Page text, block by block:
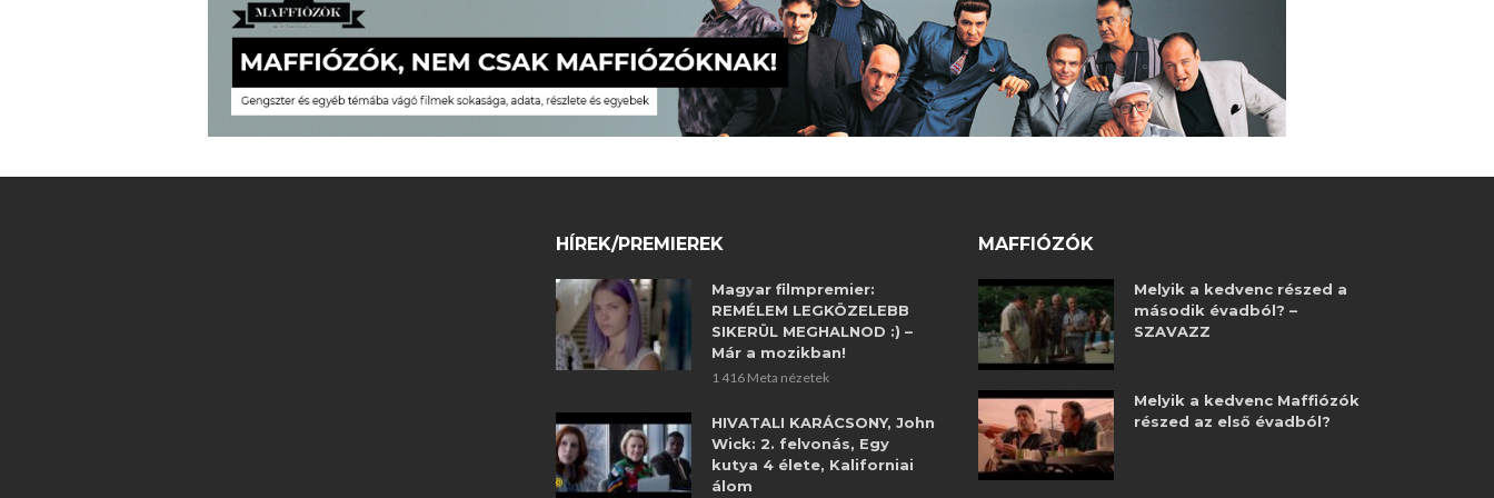
HÍREK/PREMIEREK
Magyar filmpremier:
REMÉLEM LEGKÖZELEBB
SIKERÜL MEGHALNOD :) –
Már a mozikban!
1 416 Meta nézetek
HIVATALI KARÁCSONY, John
Wick: 2. felvonás, Egy
kutya 4 élete, Kaliforniai
álom
MAFFIÓZÓK
Melyik a kedvenc részed a
második évadból? –
SZAVAZZ
Melyik a kedvenc Maffiózók
részed az első évadból?